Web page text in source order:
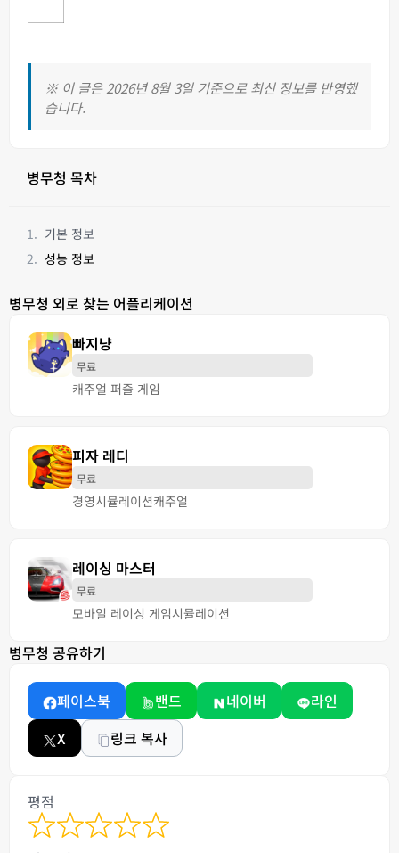
※ 이 글은 2026년 8월 3일 기준으로 최신 정보를 반영했
습니다.
병무청 목차
기본 정보
성능 정보
병무청 외로 찾는 어플리케이션
빠지냥
무료
캐주얼 퍼즐 게임
피자 레디
무료
경영시뮬레이션캐주얼
레이싱 마스터
무료
모바일 레이싱 게임시뮬레이션
병무청 공유하기
페이스북 밴드 네이버
라인
X
링크 복사
평점